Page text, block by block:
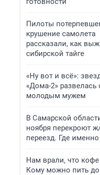
Пилоты
крушение самолета
рассказали, как
сибирской тайге
«Ну вот и всё»:
«Дома-2» развелась
молодым мужем
В Самарской
ноября перекроют
переезд. Где именно
Нам врали, что
Кому можно пить до